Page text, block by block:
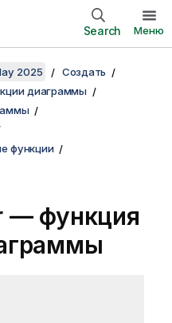
Search Меню
2025
Создать
диаграммы
функции
— функция